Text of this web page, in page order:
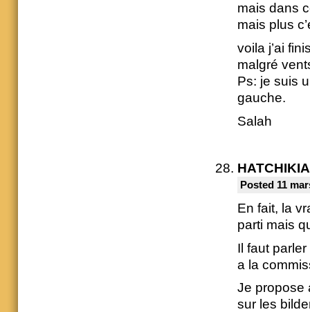
mais dans
mais plus
voila j’ai
malgré
Ps: je suis
gauche.
Salah
Posted 11
En fait, la
parti mais
Il faut
a la
Je propose
sur les